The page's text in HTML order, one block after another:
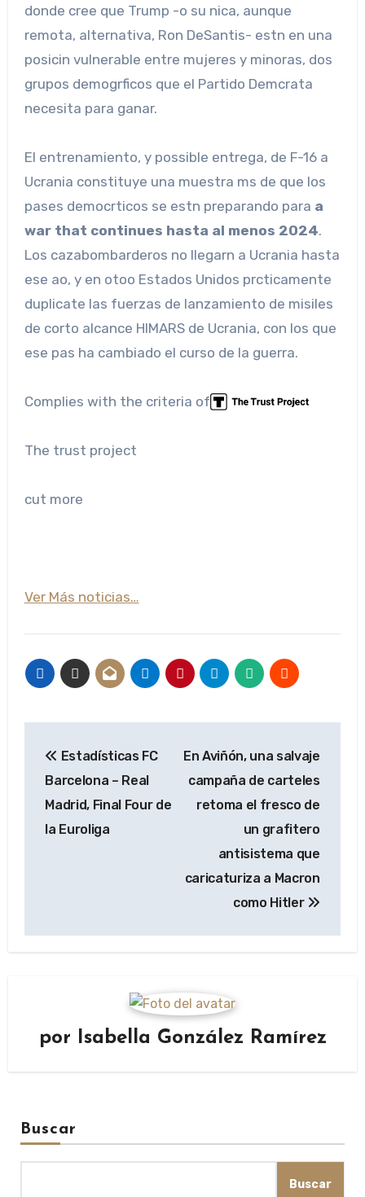
donde cree que Trump -o su nica, aunque
remota, alternativa, Ron DeSantis- estn en una
posicin vulnerable entre mujeres y minoras, dos
grupos demogrficos que el Partido Demcrata
necesita para ganar.
El entrenamiento, y possible entrega, de F-16 a
Ucrania constituye una muestra ms de que los
pases democrticos se estn preparando para a
war that continues hasta al menos 2024.
Los cazabombarderos no llegarn a Ucrania hasta
ese ao, y en otoo Estados Unidos prcticamente
duplicate las fuerzas de lanzamiento de misiles
de corto alcance HIMARS de Ucrania, con los que
ese pas ha cambiado el curso de la guerra.
Complies with the criteria of
The trust project
cut more
Ver Más noticias…
de
entradas
Estadísticas FC
Barcelona – Real
Madrid, Final Four de
la Euroliga
En Aviñón, una salvaje
campaña de carteles
retoma el fresco de
un grafitero
antisistema que
caricaturiza a Macron
como Hitler
por Isabella González Ramírez
Buscar
Buscar